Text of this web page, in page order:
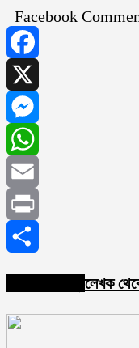
Facebook
Facebook
X
Messenger
WhatsApp
Email
Print
লেখক